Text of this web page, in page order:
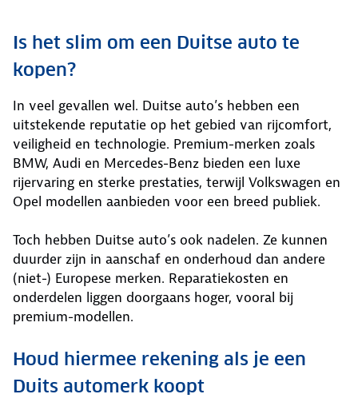
Is het slim om een Duitse auto te
kopen?
In veel gevallen wel. Duitse auto’s hebben een
uitstekende reputatie op het gebied van rijcomfort,
veiligheid en technologie. Premium-merken zoals
BMW, Audi en Mercedes-Benz bieden een luxe
rijervaring en sterke prestaties, terwijl Volkswagen en
Opel modellen aanbieden voor een breed publiek.
Toch hebben Duitse auto’s ook nadelen. Ze kunnen
duurder zijn in aanschaf en onderhoud dan andere
(niet-) Europese merken. Reparatiekosten en
onderdelen liggen doorgaans hoger, vooral bij
premium-modellen.
Houd hiermee rekening als je een
Duits automerk koopt